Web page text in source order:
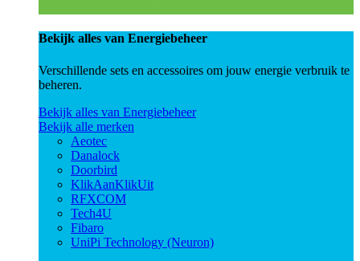
Bekijk alles van Energiebeheer
Verschillende sets en accessoires om jouw energie verbruik te
beheren.
Bekijk alles van Energiebeheer
Bekijk alle merken
Aeotec
Danalock
Doorbird
KlikAanKlikUit
RFXCOM
Tech4U
Fibaro
UniPi Technology (Neuron)